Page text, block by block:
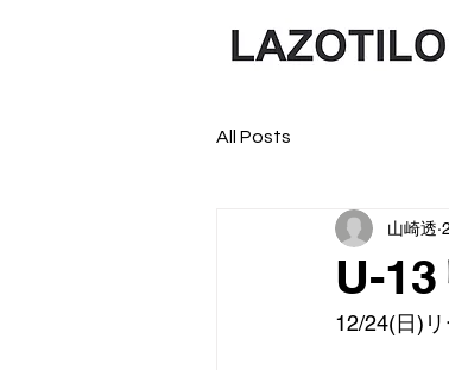
All Posts
U-
山崎透
12/24(日)リ